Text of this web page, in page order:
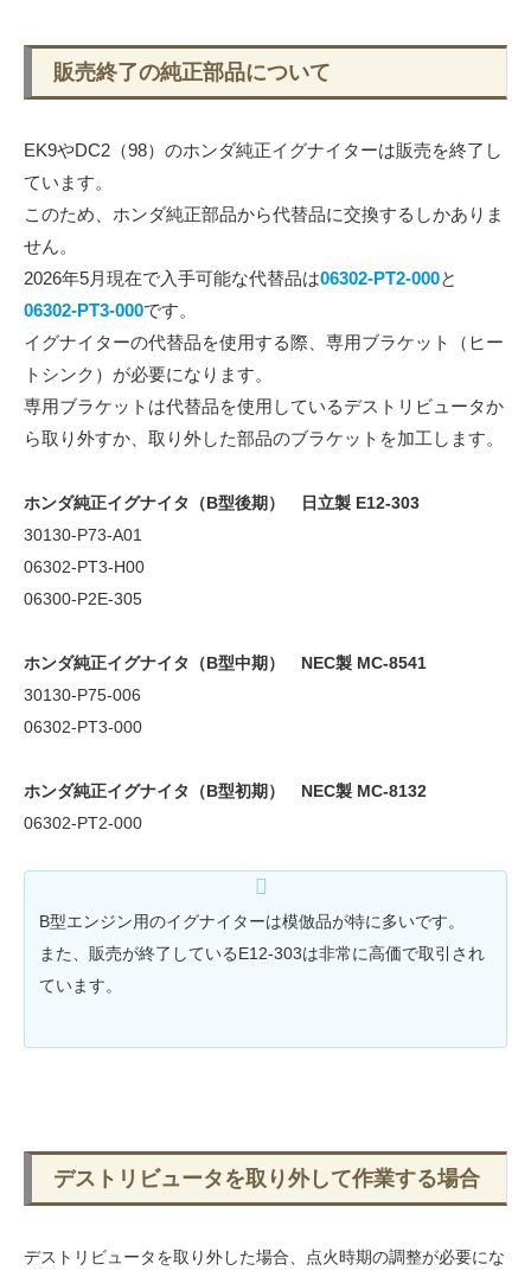
販売終了の純正部品について
EK9やDC2（98）のホンダ純正イグナイターは販売を終了し
ています。
このため、ホンダ純正部品から代替品に交換するしかありま
せん。
2026年5月現在で入手可能な代替品は06302-PT2-000と
06302-PT3-000です。
イグナイターの代替品を使用する際、専用ブラケット（ヒー
トシンク）が必要になります。
専用ブラケットは代替品を使用しているデストリビュータか
ら取り外すか、取り外した部品のブラケットを加工します。
ホンダ純正イグナイタ（B型後期）
日立製 E12-303
30130-P73-A01
06302-PT3-H00
06300-P2E-305
ホンダ純正イグナイタ（B型中期）
NEC製 MC-8541
30130-P75-006
06302-PT3-000
ホンダ純正イグナイタ（B型初期）
NEC製 MC-8132
06302-PT2-000
B型エンジン用のイグナイターは模倣品が特に多いです。
また、販売が終了しているE12-303は非常に高価で取引され
ています。
デストリビュータを取り外して作業する場合
デストリビュータを取り外した場合、点火時期の調整が必要にな